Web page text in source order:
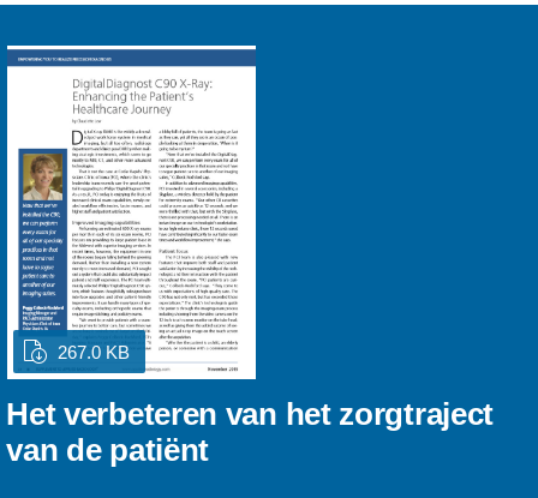
267.0 KB
Het verbeteren van het zorgtraject
van de patiënt